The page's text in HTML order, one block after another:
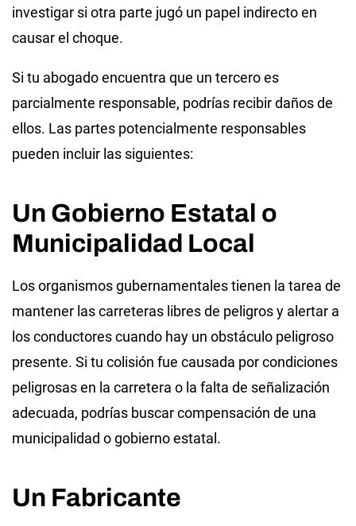
investigar si otra parte jugó un papel indirecto en
causar el choque.
Si tu abogado encuentra que un tercero es
parcialmente responsable, podrías recibir daños de
ellos. Las partes potencialmente responsables
pueden incluir las siguientes:
Un Gobierno Estatal o
Municipalidad Local
Los organismos gubernamentales tienen la tarea de
mantener las carreteras libres de peligros y alertar a
los conductores cuando hay un obstáculo peligroso
presente. Si tu colisión fue causada por condiciones
peligrosas en la carretera o la falta de señalización
adecuada, podrías buscar compensación de una
municipalidad o gobierno estatal.
Un Fabricante